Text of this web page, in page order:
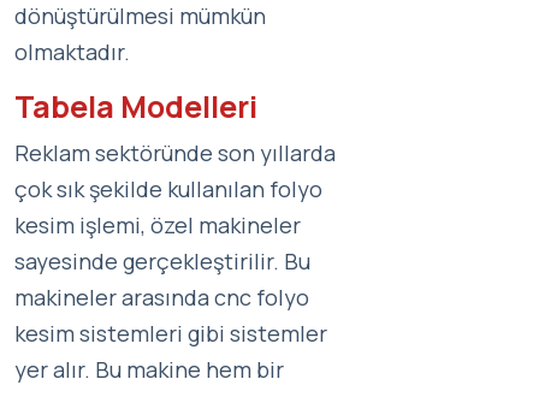
dönüştürülmesi mümkün
olmaktadır.
Tabela Modelleri
Reklam sektöründe son yıllarda
çok sık şekilde kullanılan folyo
kesim işlemi, özel makineler
sayesinde gerçekleştirilir. Bu
makineler arasında cnc folyo
kesim sistemleri gibi sistemler
yer alır. Bu makine hem bir